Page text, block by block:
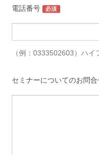
電話番号
（例：0333502603）ハイ
セミナーについてのお問合